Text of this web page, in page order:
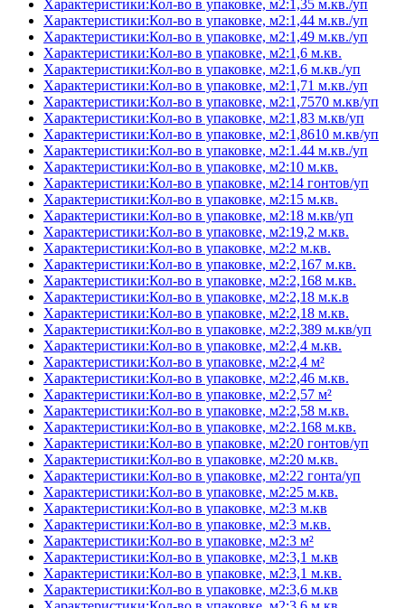
Характеристики:Кол-во в упаковке, м2:1,35 м.кв./уп
Характеристики:Кол-во в упаковке, м2:1,44 м.кв./уп
Характеристики:Кол-во в упаковке, м2:1,49 м.кв./уп
Характеристики:Кол-во в упаковке, м2:1,6 м.кв.
Характеристики:Кол-во в упаковке, м2:1,6 м.кв./уп
Характеристики:Кол-во в упаковке, м2:1,71 м.кв./уп
Характеристики:Кол-во в упаковке, м2:1,7570 м.кв/уп
Характеристики:Кол-во в упаковке, м2:1,83 м.кв/уп
Характеристики:Кол-во в упаковке, м2:1,8610 м.кв/уп
Характеристики:Кол-во в упаковке, м2:1.44 м.кв./уп
Характеристики:Кол-во в упаковке, м2:10 м.кв.
Характеристики:Кол-во в упаковке, м2:14 гонтов/уп
Характеристики:Кол-во в упаковке, м2:15 м.кв.
Характеристики:Кол-во в упаковке, м2:18 м.кв/уп
Характеристики:Кол-во в упаковке, м2:19,2 м.кв.
Характеристики:Кол-во в упаковке, м2:2 м.кв.
Характеристики:Кол-во в упаковке, м2:2,167 м.кв.
Характеристики:Кол-во в упаковке, м2:2,168 м.кв.
Характеристики:Кол-во в упаковке, м2:2,18 м.к.в
Характеристики:Кол-во в упаковке, м2:2,18 м.кв.
Характеристики:Кол-во в упаковке, м2:2,389 м.кв/уп
Характеристики:Кол-во в упаковке, м2:2,4 м.кв.
Характеристики:Кол-во в упаковке, м2:2,4 м²
Характеристики:Кол-во в упаковке, м2:2,46 м.кв.
Характеристики:Кол-во в упаковке, м2:2,57 м²
Характеристики:Кол-во в упаковке, м2:2,58 м.кв.
Характеристики:Кол-во в упаковке, м2:2.168 м.кв.
Характеристики:Кол-во в упаковке, м2:20 гонтов/уп
Характеристики:Кол-во в упаковке, м2:20 м.кв.
Характеристики:Кол-во в упаковке, м2:22 гонта/уп
Характеристики:Кол-во в упаковке, м2:25 м.кв.
Характеристики:Кол-во в упаковке, м2:3 м.кв
Характеристики:Кол-во в упаковке, м2:3 м.кв.
Характеристики:Кол-во в упаковке, м2:3 м²
Характеристики:Кол-во в упаковке, м2:3,1 м.кв
Характеристики:Кол-во в упаковке, м2:3,1 м.кв.
Характеристики:Кол-во в упаковке, м2:3,6 м.кв